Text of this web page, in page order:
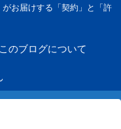
お届けする「契約」と「許
このブログについて